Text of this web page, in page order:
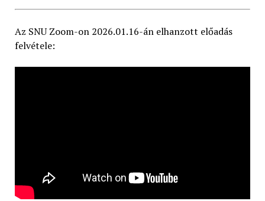
Az SNU Zoom-on 2026.01.16-án elhanzott előadás
felvétele: